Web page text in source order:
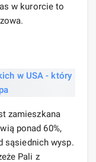
w kurorcie to
zamieszkana
ponad 60%,
sąsiednich wysp.
Pali z